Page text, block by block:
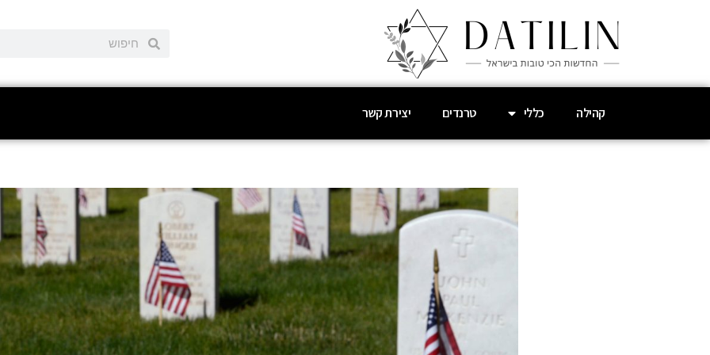
קהילה כללי טרנדים יצירת קשר